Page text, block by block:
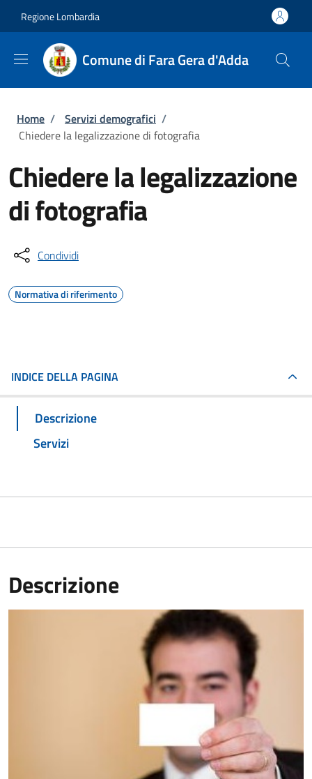
Regione Lombardia
Comune di Fara Gera d'Adda
Briciole di pane
Home / Servizi demografici /
Chiedere la legalizzazione di fotografia
Chiedere la legalizzazione
di fotografia
Condividi
Normativa di riferimento
INDICE DELLA PAGINA
Descrizione
Servizi
Descrizione